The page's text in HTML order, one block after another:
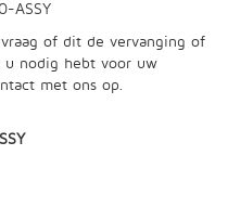
ASSY
of dit de vervanging of
u nodig hebt voor uw
met ons op.